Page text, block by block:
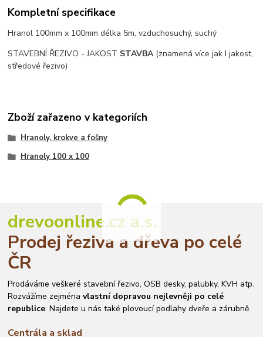
Kompletní specifikace
Hranol 100mm x 100mm délka 5m, vzduchosuchý, suchý
STAVEBNÍ ŘEZIVO - JAKOST STAVBA (znamená více jak I jakost,
středové řezivo)
Zboží zařazeno v kategoriích
Hranoly, krokve a fošny
Hranoly 100 x 100
drevoonline.cz a.s.
Prodej řeziva a dřeva po celé
ČR
Prodáváme veškeré stavební řezivo, OSB desky, palubky, KVH atp.
Rozvážíme zejménavlastní dopravou nejlevněji po celé
republice. Najdete u nás také plovoucí podlahy dveře a zárubně.
Centrála a sklad